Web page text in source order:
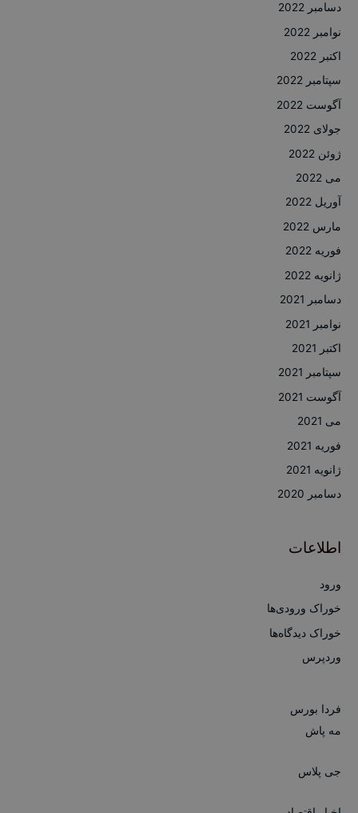
دسامبر 2022
نوامبر 2022
اکتبر 2022
سپتامبر 2022
آگوست 2022
جولای 2022
ژوئن 2022
می 2022
آوریل 2022
مارس 2022
فوریه 2022
ژانویه 2022
دسامبر 2021
نوامبر 2021
اکتبر 2021
سپتامبر 2021
آگوست 2021
می 2021
فوریه 2021
ژانویه 2021
دسامبر 2020
اطلاعات
ورود
خوراک ورودی‌ها
خوراک دیدگاه‌ها
وردپرس
فردا بورس
مه پاش
جی پلاس